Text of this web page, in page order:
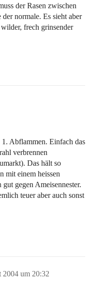
der Rasen zwischen
normale. Es sieht aber
frech grinsender
Abflammen. Einfach das
verbrennen
Das hält so
mit einem heissen
gegen Ameisennester.
teuer aber auch sonst
2004 um 20:32